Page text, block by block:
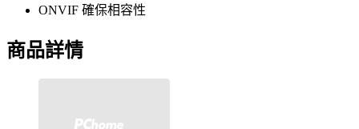
ONVIF 確保相容性
商品詳情